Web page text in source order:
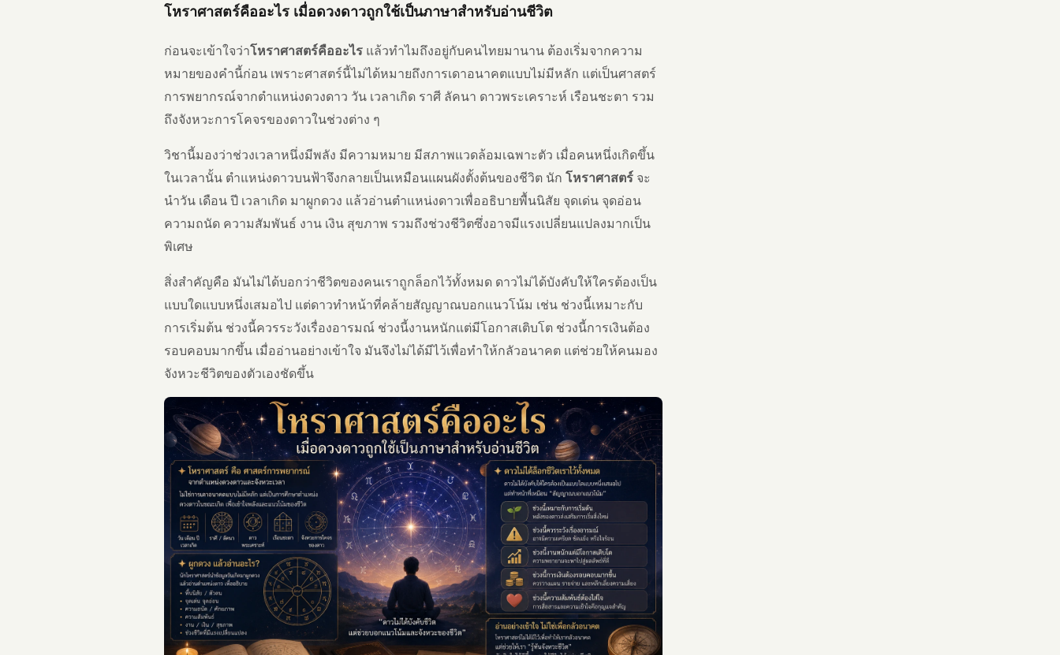
โหราศาสตร์คืออะไร เมื่อดวงดาวถูกใช้เป็นภาษาสำหรับอ่านชีวิต
ก่อนจะเข้าใจว่าโหราศาสตร์คืออะไร แล้วทำไมถึงอยู่กับคนไทยมานาน ต้องเริ่มจากความ
หมายของคำนี้ก่อน เพราะศาสตร์นี้ไม่ได้หมายถึงการเดาอนาคตแบบไม่มีหลัก แต่เป็นศาสตร์
การพยากรณ์จากตำแหน่งดวงดาว วัน เวลาเกิด ราศี ลัคนา ดาวพระเคราะห์ เรือนชะตา รวม
ถึงจังหวะการโคจรของดาวในช่วงต่าง ๆ
วิชานี้มองว่าช่วงเวลาหนึ่งมีพลัง มีความหมาย มีสภาพแวดล้อมเฉพาะตัว เมื่อคนหนึ่งเกิดขึ้น
ในเวลานั้น ตำแหน่งดาวบนฟ้าจึงกลายเป็นเหมือนแผนผังตั้งต้นของชีวิต นัก โหราศาสตร์ จะ
นำวัน เดือน ปี เวลาเกิด มาผูกดวง แล้วอ่านตำแหน่งดาวเพื่ออธิบายพื้นนิสัย จุดเด่น จุดอ่อน
ความถนัด ความสัมพันธ์ งาน เงิน สุขภาพ รวมถึงช่วงชีวิตซึ่งอาจมีแรงเปลี่ยนแปลงมากเป็น
พิเศษ
สิ่งสำคัญคือ มันไม่ได้บอกว่าชีวิตของคนเราถูกล็อกไว้ทั้งหมด ดาวไม่ได้บังคับให้ใครต้องเป็น
แบบใดแบบหนึ่งเสมอไป แต่ดาวทำหน้าที่คล้ายสัญญาณบอกแนวโน้ม เช่น ช่วงนี้เหมาะกับ
การเริ่มต้น ช่วงนี้ควรระวังเรื่องอารมณ์ ช่วงนี้งานหนักแต่มีโอกาสเติบโต ช่วงนี้การเงินต้อง
รอบคอบมากขึ้น เมื่ออ่านอย่างเข้าใจ มันจึงไม่ได้มีไว้เพื่อทำให้กลัวอนาคต แต่ช่วยให้คนมอง
จังหวะชีวิตของตัวเองชัดขึ้น